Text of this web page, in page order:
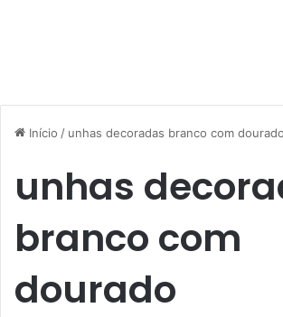
Início / unhas decoradas branco com dourado
unhas
branco com
dourado